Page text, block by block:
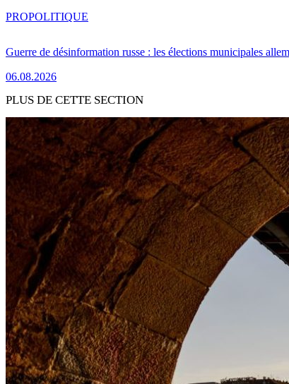
Guerre de désinformation russe : les élections municipales
06.08.2026
PROPOLITIQUE
PLUS DE CETTE SECTION